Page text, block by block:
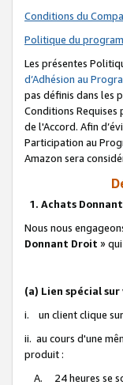
Conditions du
Politique du
Les présentes
d’Adhésion au
pas définis dans les
Conditions Requises
de l'Accord. Afin
Participation au
Amazon sera
1. Achats
Nous nous
Donnant Droit »
(a) Lien spécial
i. un client clique sur
ii. au cours d'une
produit :
A. 24 heures se